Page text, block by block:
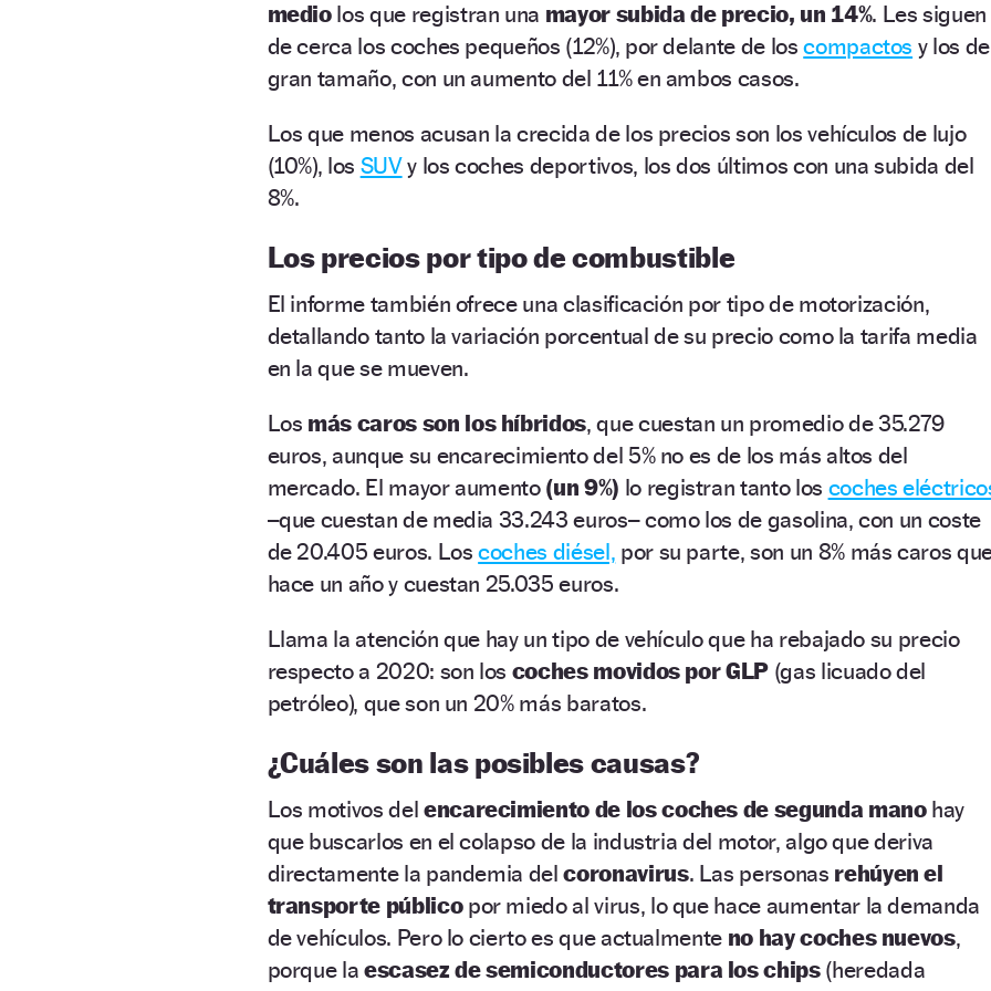
mediolos que registran una mayor subida de precio, un 14%. Les siguen
de cerca los coches pequeños (12%), por delante de loscompactos y los de
gran tamaño, con un aumento del 11% en ambos casos.
Los que menos acusan la crecida de los precios son los vehículos de lujo
(10%), los SUVy los coches deportivos, los dos últimos con una subida del
8%.
Los precios por tipo de combustible
El informe también ofrece una clasificación por tipo de motorización,
detallando tanto la variación porcentual de su precio como la tarifa media
en la que se mueven.
Los más caros son los híbridos, que cuestan un promedio de 35.279
euros, aunque su encarecimiento del 5% no es de los más altos del
mercado. El mayor aumento (un 9%) lo registran tanto los coches
–que cuestan de media 33.243 euros– como los de gasolina, con un coste
de 20.405 euros. Loscoches diésel, por su parte, son un 8% más caros
hace un año y cuestan 25.035 euros.
Llama la atención que hay un tipo de vehículo que ha rebajado su precio
respecto a 2020: son los coches movidos por GLP (gas licuado del
petróleo), que son un 20% más baratos.
¿Cuáles son las posibles causas?
Los motivos del encarecimiento de los coches de segunda manohay
que buscarlos en el colapso de la industria del motor, algo que deriva
directamente la pandemia delcoronavirus. Las personas rehúyen el
transporte públicopor miedo al virus, lo que hace aumentar la demanda
de vehículos. Pero lo cierto es que actualmente no hay coches nuevos,
porque laescasez de semiconductores para los chips(heredada